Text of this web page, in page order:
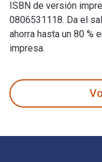
ISBN de versión
0806531118. Da el
ahorra hasta un 80 %
impresa.